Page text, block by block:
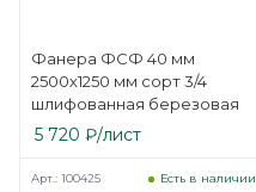
Фанера ФСФ 40 мм
2500х1250 мм сорт 3/4
шлифованная березовая
5 720 ₽/лист
Есть в наличии
Арт.: 100425